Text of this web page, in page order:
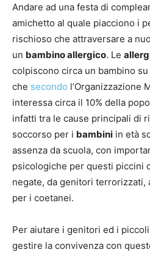
Andare ad una festa di
amichetto al quale piacciono i
rischioso che attraversare a
un bambino allergico. Le
colpiscono circa un bambino
che secondo l’Organizzazione
interessa circa il 10% della
infatti tra le cause principali di
soccorso per i bambini in età
assenza da scuola, con
psicologiche per questi piccini
negate, da genitori terrorizzati,
per i coetanei.
Per aiutare i genitori ed i
gestire la convivenza con